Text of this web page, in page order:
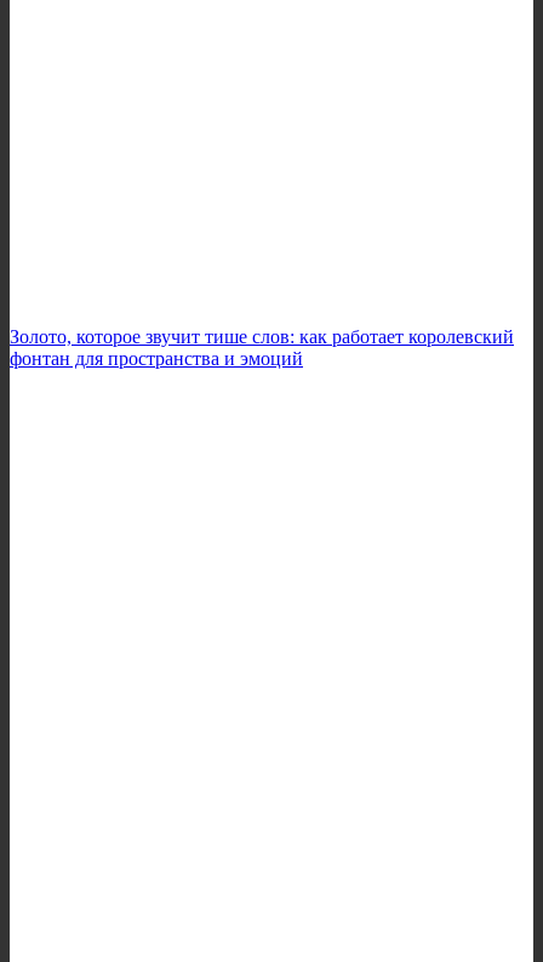
Золото, которое звучит тише слов: как работает королевский
фонтан для пространства и эмоций